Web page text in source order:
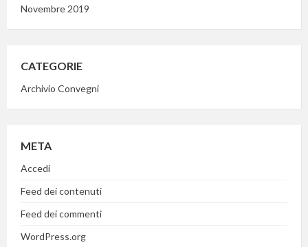
Novembre 2019
CATEGORIE
Archivio Convegni
META
Accedi
Feed dei contenuti
Feed dei commenti
WordPress.org